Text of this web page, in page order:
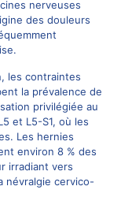
nerveuses
des douleurs
les contraintes
la prévalence de
privilégiée au
et L5-S1, où les
Les hernies
environ 8 % des
irradiant vers
névralgie cervico-